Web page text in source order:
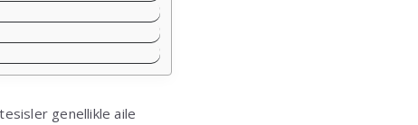
genellikle aile